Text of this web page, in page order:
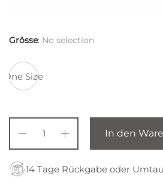
Grösse: No selection
One Size
In den
14 Tage Rückgabe oder